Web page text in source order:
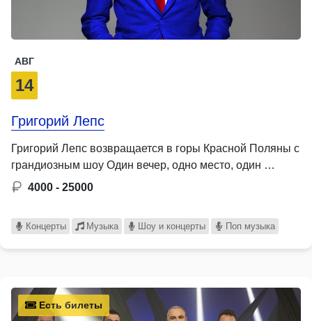
АВГ
14
Григорий Лепс
Григорий Лепс возвращается в горы Красной Поляны с
грандиозным шоу Один вечер, одно место, один …
4000 - 25000
Концерты Музыка Шоу и концерты Поп музыка
Есть билеты